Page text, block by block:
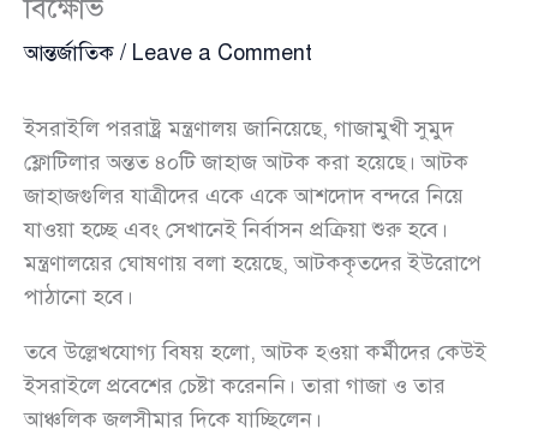
বিক্ষোভ
আন্তর্জাতিক / Leave a Comment
ইসরাইলি পররাষ্ট্র মন্ত্রণালয় জানিয়েছে, গাজামুখী সুমুদ
ফ্লোটিলার অন্তত ৪০টি জাহাজ আটক করা হয়েছে। আটক
জাহাজগুলির যাত্রীদের একে একে আশদোদ বন্দরে নিয়ে
যাওয়া হচ্ছে এবং সেখানেই নির্বাসন প্রক্রিয়া শুরু হবে।
মন্ত্রণালয়ের ঘোষণায় বলা হয়েছে, আটককৃতদের ইউরোপে
পাঠানো হবে।
তবে উল্লেখযোগ্য বিষয় হলো, আটক হওয়া কর্মীদের কেউই
ইসরাইলে প্রবেশের চেষ্টা করেননি। তারা গাজা ও তার
আঞ্চলিক জলসীমার দিকে যাচ্ছিলেন।